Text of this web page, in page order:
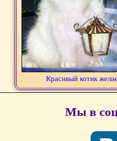
Красивый котик
Мы в соц